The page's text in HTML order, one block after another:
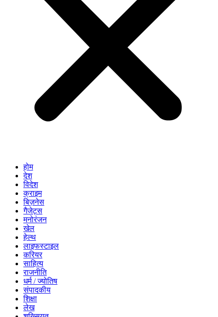
होम
देश
विदेश
क्राइम
बिज़नेस
गैजेट्स
मनोरंजन
खेल
हेल्थ
लाइफस्टाइल
करियर
साहित्य
राजनीति
धर्म / ज्योतिष
संपादकीय
शिक्षा
लेख